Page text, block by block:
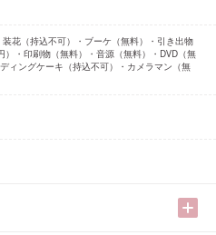
花（持込不可）・ブーケ（無料）・引き出物
）・印刷物（無料）・音源（無料）・DVD（無
ィングケーキ（持込不可）・カメラマン（無